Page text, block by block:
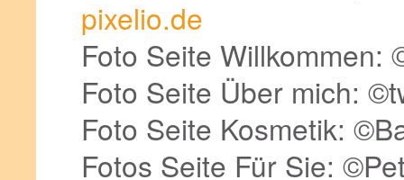
pixelio.de
Foto Seite
Foto Seite Über mich:
Foto Seite Kosmetik:
Fotos Seite Für Sie: